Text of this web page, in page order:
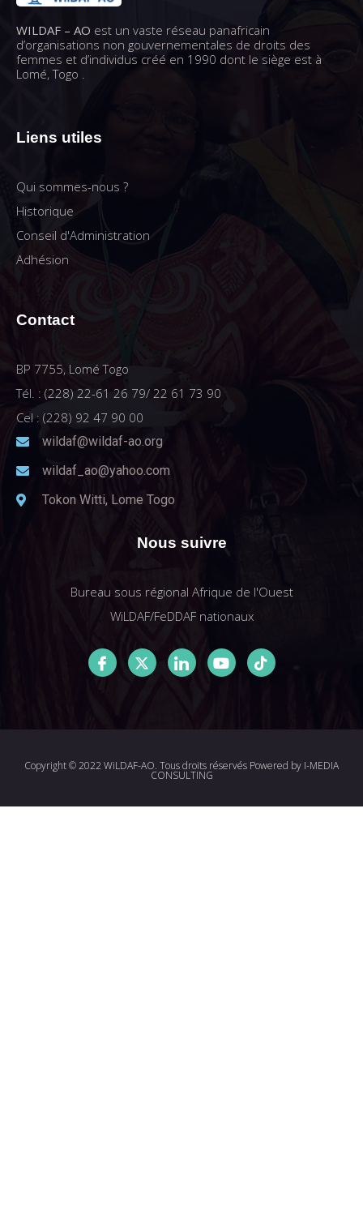
WILDAF – AO est un vaste réseau panafricain
d’organisations non gouvernementales de droits des
femmes et d’individus créé en 1990 dont le siège est à
Lomé, Togo .
Liens utiles
Qui sommes-nous ?
Historique
Conseil d'Administration
Adhésion
Contact
BP 7755, Lomé Togo
Tél. : (228) 22-61 26 79/ 22 61 73 90
Cel : (228) 92 47 90 00
wildaf@wildaf-ao.org
wildaf_ao@yahoo.com
Tokon Witti, Lome Togo
Nous suivre
Bureau sous régional Afrique de l'Ouest
WiLDAF/FeDDAF nationaux
Copyright © 2022 WiLDAF-AO. Tous droits réservés Powered by I-MEDIA
CONSULTING